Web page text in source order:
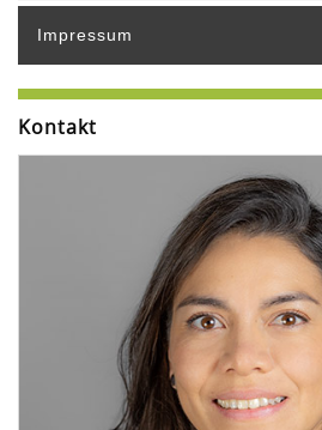
Impressum
Kontakt